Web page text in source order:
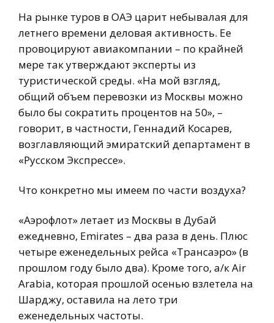
На рынке туров в ОАЭ царит небывалая для
летнего времени деловая активность. Ее
провоцируют авиакомпании – по крайней
мере так утверждают эксперты из
туристической среды. «На мой взгляд,
общий объем перевозки из Москвы можно
было бы сократить процентов на 50», –
говорит, в частности, Геннадий Косарев,
возглавляющий эмиратский департамент в
«Русском Экспрессе».
Что конкретно мы имеем по части воздуха?
«Аэрофлот» летает из Москвы в Дубай
ежедневно, Emirates – два раза в день. Плюс
четыре еженедельных рейса «Трансаэро» (в
прошлом году было два). Кроме того, а/к Air
Arabia, которая прошлой осенью взлетела на
Шарджу, оставила на лето три
еженедельных частоты.